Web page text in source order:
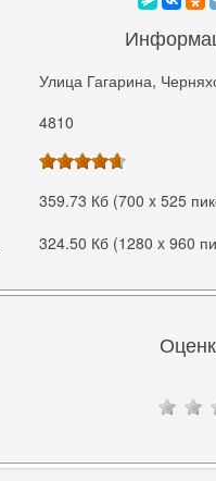
Улица Гагарина,
4810
359.73 Кб (700 x 525
324.50 Кб (1280 x 960